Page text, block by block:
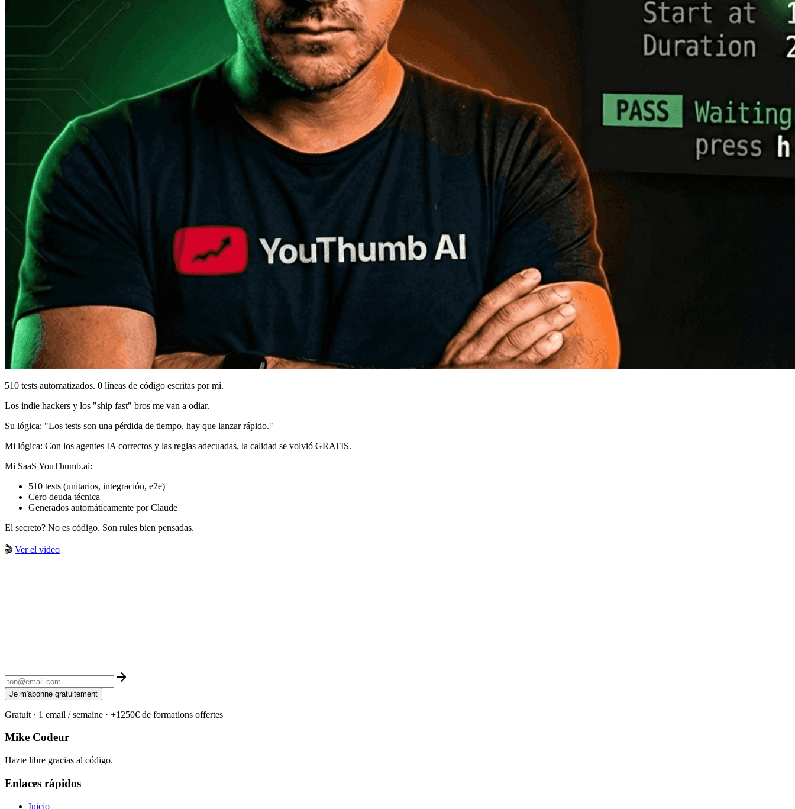
510 tests automatizados. 0 líneas de código escritas por mí.
Los indie hackers y los "ship fast" bros me van a odiar.
Su lógica: "Los tests son una pérdida de tiempo, hay que lanzar rápido."
Mi lógica: Con los agentes IA correctos y las reglas adecuadas, la calidad se volvió GRATIS.
Mi SaaS YouThumb.ai:
510 tests (unitarios, integración, e2e)
Cero deuda técnica
Generados automáticamente por Claude
El secreto? No es código. Son rules bien pensadas.
🎬 Ver el video
Je m'abonne gratuitement
Gratuit · 1 email / semaine · +1250€ de formations offertes
Mike Codeur
Hazte libre gracias al código.
Enlaces rápidos
Inicio